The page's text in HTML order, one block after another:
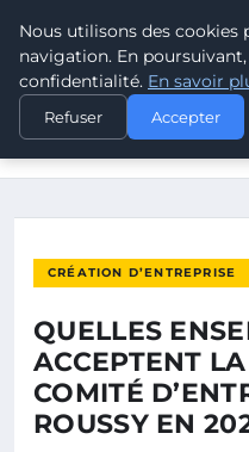
POUVOIR
ACCUEIL
QUELLES ENSEIGNES
CRÉATION D’ENTREPRISE
QUELLES
ACCEPTENT
COMITÉ
ROUSSY EN
Nous utilisons des
navigation. En
confidentialité. En savoir
Refuser Accepter